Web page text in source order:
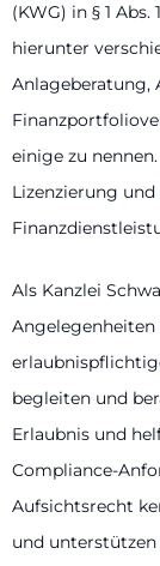
(KWG) in § 1 Abs.
hierunter
Anlageberatung,
einige zu
Lizenzierung
Als Kanzlei
begleiten und
Erlaubnis und
Compliance-
Aufsichtsrecht
und unterstützen